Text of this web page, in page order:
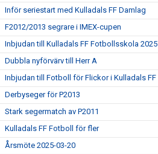
Inför seriestart med Kulladals FF Damlag
F2012/2013 segrare i IMEX-cupen
Inbjudan till Kulladals FF Fotbollsskola 2025
Dubbla nyförvärv till Herr A
Inbjudan till Fotboll för Flickor i Kulladals FF
Derbyseger för P2013
Stark segermatch av P2011
Kulladals FF Fotboll för fler
Årsmöte 2025-03-20